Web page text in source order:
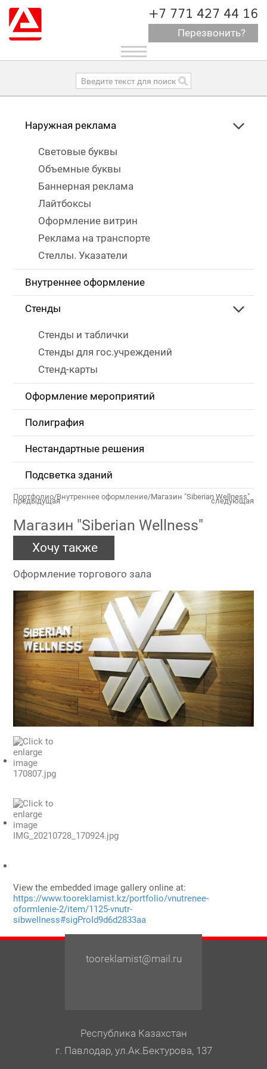
+7 771 427 44 16
Перезвонить?
Toggle
navigation
Наружная реклама
Световые буквы
Объемные буквы
Баннерная реклама
Лайтбоксы
Оформление витрин
Реклама на транспорте
Стеллы. Указатели
Внутреннее оформление
Стенды
Стенды и таблички
Стенды для гос.учреждений
Стенд-карты
Оформление мероприятий
Полиграфия
Нестандартные решения
Подсветка зданий
Портфолио/Внутреннее оформление/Магазин "Siberian Wellness"
Магазин "Siberian Wellness"
Хочу также
Оформление торгового зала
View the embedded image gallery online at:
https://www.tooreklamist.kz/portfolio/vnutrenee-
oformlenie-2/item/1125-vnutr-
sibwellness#sigProId9d6d2833aa
предыдущая следующая
tooreklamist@mail.ru
Республика Казахстан
г. Павлодар, ул.Ак.Бектурова, 137